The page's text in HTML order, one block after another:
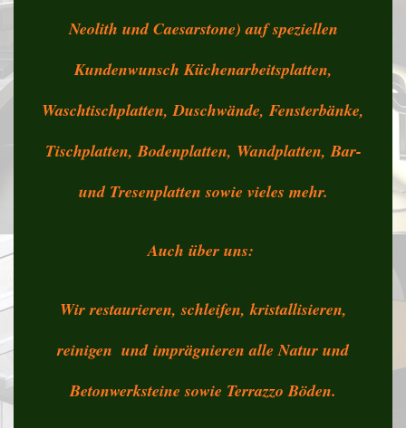
Neolith und Caesarstone) auf speziellen
Kundenwunsch Küchenarbeitsplatten,
Waschtischplatten, Duschwände, Fensterbänke,
Tischplatten, Bodenplatten, Wandplatten, Bar-
und Tresenplatten sowie vieles mehr.
Auch über uns:
Wir restaurieren, schleifen, kristallisieren,
reinigen und imprägnieren alle Natur und
Betonwerksteine sowie Terrazzo Böden.